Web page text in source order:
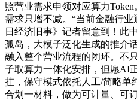
照营业需求申领对应算力
需求只增不减。“当前金融行
日经济旧事》记者留意到！此
孤岛，大模子泛化生成的推介
融入整个营业流程的闭环。不
子取算力一体化安排，但愿AI
挂，保守模式依托人工/简略单
合划一材料，做为可计量、可